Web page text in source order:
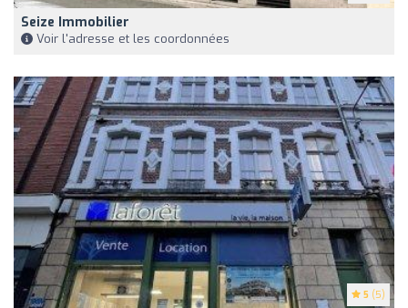
Seize Immobilier
Voir l'adresse et les coordonnées
5 (5)